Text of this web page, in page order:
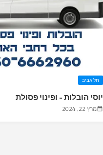
תל אביב
יוסי הובלות - ופינוי פסולת
מרץ 22, 2024